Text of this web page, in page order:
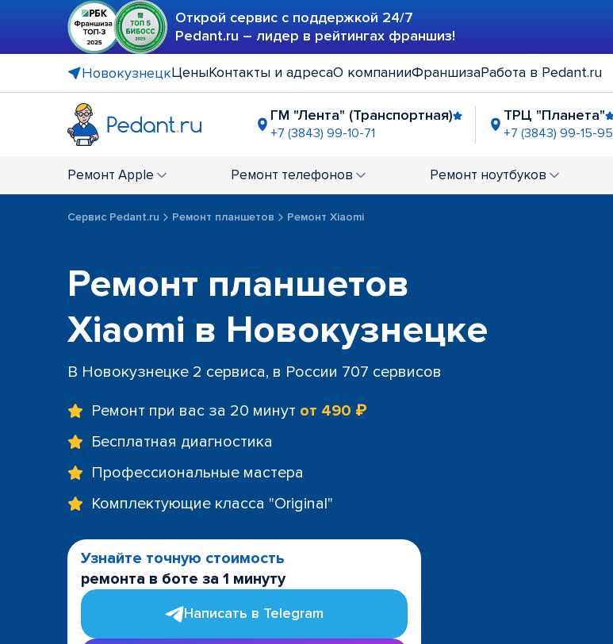
Открой сервис с поддержкой 24/7
Pedant.ru – лидер в рейтингах франшиз!
НовокузнецкЦеныКонтакты и адресаО компанииФраншизаРабота в Pedant.ru
ГМ "Лента" (Транспортная)
+7 (3843) 99-10-71
ТРЦ "Планета"
+7 (3843) 99-15-95
Ремонт Apple Ремонт телефонов Ремонт ноутбуков
Сервис Pedant.ru Ремонт планшетов Ремонт Xiaomi
Ремонт планшетов
Xiaomi в Новокузнецке
В Новокузнецке 2 сервиса, в России 707 сервисов
Ремонт при вас за 20 минут от 490 ₽
Бесплатная диагностика
Профессиональные мастера
Комплектующие класса "Original"
Узнайте точную стоимость
ремонта в боте за 1 минуту
Написать в Telegram